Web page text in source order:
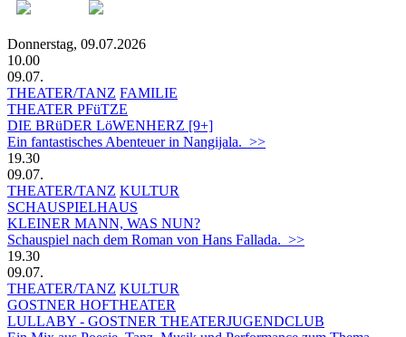
Donnerstag, 09.07.2026
10.00
09.07.
THEATER/TANZ FAMILIE
THEATER PFüTZE
DIE BRüDER LöWENHERZ [9+]
Ein fantastisches Abenteuer in Nangijala. >>
19.30
09.07.
THEATER/TANZ KULTUR
SCHAUSPIELHAUS
KLEINER MANN, WAS NUN?
Schauspiel nach dem Roman von Hans Fallada. >>
19.30
09.07.
THEATER/TANZ KULTUR
GOSTNER HOFTHEATER
LULLABY - GOSTNER THEATERJUGENDCLUB